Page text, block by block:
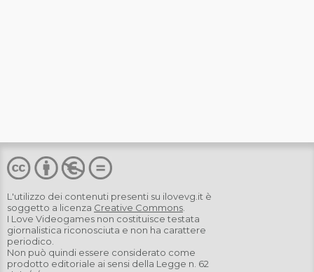
L'utilizzo dei contenuti presenti su ilovevg.it è
soggetto a licenza Creative Commons.
I Love Videogames non costituisce testata
giornalistica riconosciuta e non ha carattere
periodico.
Non può quindi essere considerato come
prodotto editoriale ai sensi della Legge n. 62